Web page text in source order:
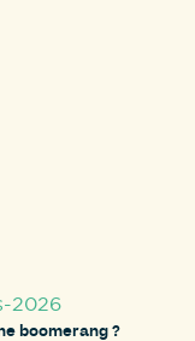
boomerang ?